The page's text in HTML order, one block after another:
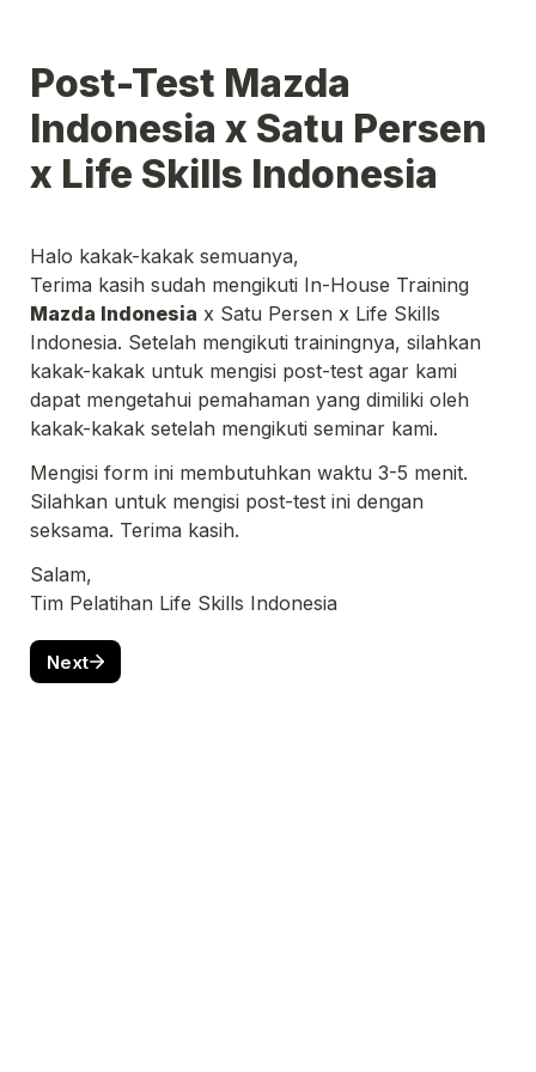
Post-Test Mazda
Indonesia x Satu Persen
Mazda Indonesia x Satu Persen x Life Skills
Indonesia. Setelah mengikuti trainingnya, silahkan
kakak-kakak untuk mengisi post-test agar kami
dapat mengetahui pemahaman yang dimiliki oleh
kakak-kakak setelah mengikuti seminar kami.
Mengisi form ini membutuhkan waktu 3-5 menit.
Silahkan untuk mengisi post-test ini dengan
seksama. Terima kasih.
Tim Pelatihan Life Skills Indonesia
Next